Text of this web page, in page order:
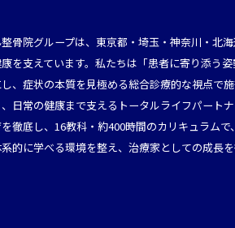
骨院グループは、東京都・埼玉・神奈川・北
を支えています。私たちは「患者に寄り添う姿
、症状の本質を見極める総合診療的な視点で
日常の健康まで支えるトータルライフパート
徹底し、16教科・約400時間のカリキュラム
的に学べる環境を整え、治療家としての成長を